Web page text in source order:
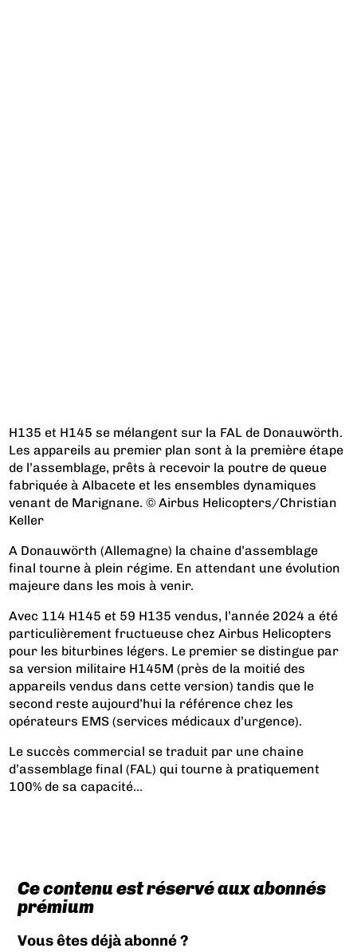
H135 et H145 se mélangent sur la FAL de Donauwörth.
Les appareils au premier plan sont à la première étape
de l’assemblage, prêts à recevoir la poutre de queue
fabriquée à Albacete et les ensembles dynamiques
venant de Marignane. © Airbus Helicopters/Christian
Keller
A Donauwörth (Allemagne) la chaine d’assemblage
final tourne à plein régime. En attendant une évolution
majeure dans les mois à venir.
Avec 114 H145 et 59 H135 vendus, l’année 2024 a été
particulièrement fructueuse chez Airbus Helicopters
pour les biturbines légers. Le premier se distingue par
sa version militaire H145M (près de la moitié des
appareils vendus dans cette version) tandis que le
second reste aujourd’hui la référence chez les
opérateurs EMS (services médicaux d’urgence).
Le succès commercial se traduit par une chaine
d’assemblage final (FAL) qui tourne à pratiquement
100% de sa capacité...
Ce contenu est réservé aux abonnés
prémium
Vous êtes déjà abonné ?